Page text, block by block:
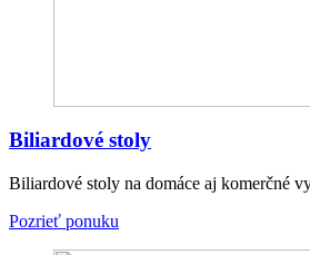
Biliardové stoly
Biliardové stoly na domáce aj komerčné
Pozrieť ponuku